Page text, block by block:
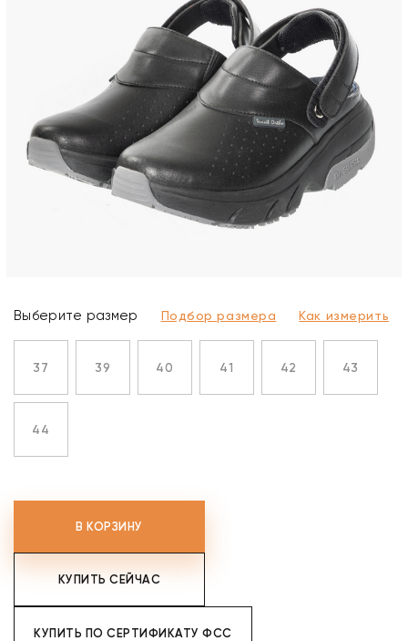
Выберите размер Подбор размера Как измерить
37 39 40 41 42 43
44
В КОРЗИНУ
КУПИТЬ СЕЙЧАС
КУПИТЬ ПО СЕРТИФИКАТУ ФСС